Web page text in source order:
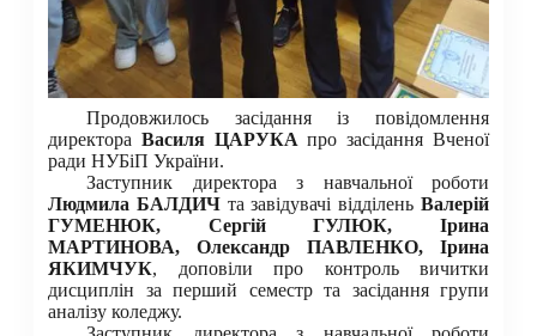
Продовжилось засідання із повідомлення
директора Василя ЦАРУКА про засідання Вченої
ради НУБіП України.
Заступник директора з навчальної роботи
Людмила БАЛДИЧта завідувачі відділеньВалерій
ГУМЕНЮК, Сергій ГУЛЮК, Ірина
МАРТИНОВА, Олександр ПАВЛЕНКО, Ірина
ЯКИМЧУК, доповіли про контроль вичитки
дисциплін за перший семестр та засідання групи
аналізу коледжу.